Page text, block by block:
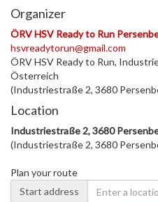
Organizer
ÖRV HSV Ready to Run
hsvreadytorun@gmail.com
ÖRV HSV Ready to Run,
Österreich
(Industriestraße 2, 3680
Location
Industriestraße 2, 3680
(Industriestraße 2, 3680
Plan your route
Start address